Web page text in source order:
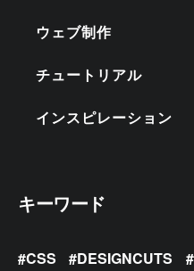
ウェブ制作
チュートリアル
インスピレーション
キーワード
CSS DESIGNCUTS